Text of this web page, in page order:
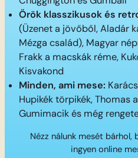
Örök klasszikusok és
(Üzenet a jövőből, Aladár
Mézga család), Magyar
Frakk a macskák réme,
Kisvakond
Minden, ami mese:
Hupikék törpikék, Thomas
Gumimacik és még
Nézz nálunk mesét bárhol,
ingyen online